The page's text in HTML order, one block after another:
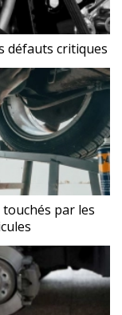
défauts critiques
par les